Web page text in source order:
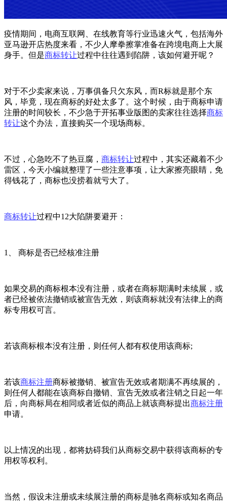
疫情期间，电商互联网、在线教育等行业迅速火气，包括海外
亚马逊开店热度来看，不少人摩拳擦掌准备在跨境电商上大展
身手。但是商标转让过程中往往遇到陷阱，该如何避开呢？
对于不少卖家来说，万事俱备只欠东风，而R标就是那个东
风，毕竟，现在商标的好处太多了。这个时候，由于商标申请
注册的时间较长，不少急于开拓事业版图的卖家往往选择商标
转让这个办法，直接购买一个现场商标。
不过，心急吃不了热豆腐， 商标转让过程中，其实还藏着不少
雷区，今天小编就整理了一些注意事项，让大家擦亮眼睛，免
得钱花了，商标也没捞着就亏大了。
商标转让过程中12大陷阱要避开：
1、 商标是否已经核准注册
如果交易的商标根本没有注册，或者在商标期满时未续展，或
者已经被依法撤销或被宣告无效，则该商标就没有法律上的商
标专用权可言。
若该商标根本没有注册，则任何人都有权使用该商标;
若该商标注册商标被撤销、被宣告无效或者期满不再续展的，
则任何人都能在该商标自撤销、宣告无效或者注销之日起一年
后，向商标局在相同或者近似的商品上就该商标提出商标注册
申请。
以上情况的出现，都将妨碍我们从商标交易中获得该商标的专
用权等权利。
当然，假设未注册或未续展注册的商标是驰名商标或知名商品